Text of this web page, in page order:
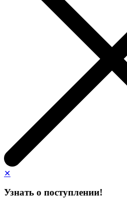
✕
Узнать о поступлении!